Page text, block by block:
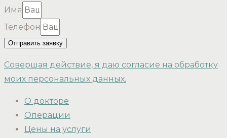
Имя
Телефон
Отправить заявку
Совершая действие, я даю согласие на обработку
моих персональных данных.
О докторе
Операции
Цены на услуги